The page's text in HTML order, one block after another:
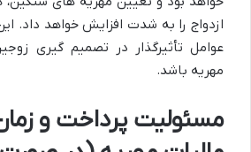
ازدواج را به شدت افزایش خواهد داد.
عوامل تأثیرگذار در تصمیم گیری
مهریه باشد.
مسئولیت پرداخت و